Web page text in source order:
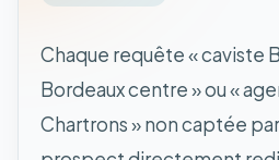
Chaque requête « caviste
Bordeaux centre » ou «
Chartrons » non captée